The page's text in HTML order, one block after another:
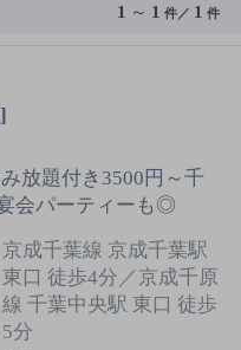
1 ～ 1 件／ 1 件
放題付き3500円～千
会パーティーも◎
京成千葉線 京成千葉駅
東口 徒歩4分／京成千原
線 千葉中央駅 東口 徒歩
5分